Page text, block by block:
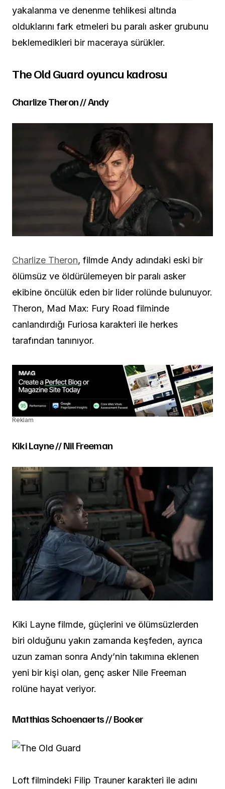
yakalanma ve denenme tehlikesi altında
olduklarını fark etmeleri bu paralı asker grubunu
beklemedikleri bir maceraya sürükler.
The Old Guard oyuncu kadrosu
Charlize Theron // Andy
Charlize Theron, filmde Andy adındaki eski bir
ölümsüz ve öldürülemeyen bir paralı asker
ekibine öncülük eden bir lider rolünde bulunuyor.
Theron, Mad Max: Fury Road filminde
canlandırdığı Furiosa karakteri ile herkes
tarafından tanınıyor.
Reklam
Kiki Layne // Nil Freeman
Kiki Layne filmde, güçlerini ve ölümsüzlerden
biri olduğunu yakın zamanda keşfeden, ayrıca
uzun zaman sonra Andy’nin takımına eklenen
yeni bir kişi olan, genç asker Nile Freeman
rolüne hayat veriyor.
Matthias Schoenaerts // Booker
Loft filmindeki Filip Trauner karakteri ile adını